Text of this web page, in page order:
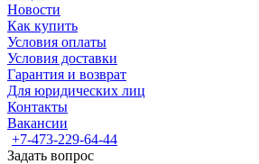
Новости
Как купить
Условия оплаты
Условия доставки
Гарантия и возврат
Для юридических лиц
Контакты
Вакансии
+7-473-229-64-44
Задать вопрос